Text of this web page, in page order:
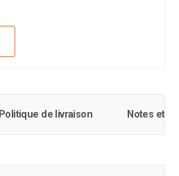
Politique de livraison Notes et